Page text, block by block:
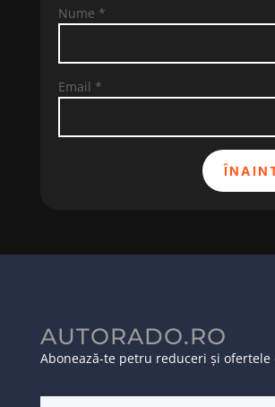
Nume *
Email *
AUTORADO.RO
Abonează-te petru reduceri și ofertele